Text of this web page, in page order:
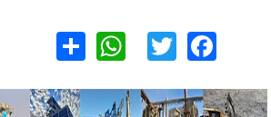
Facebook
Twitter